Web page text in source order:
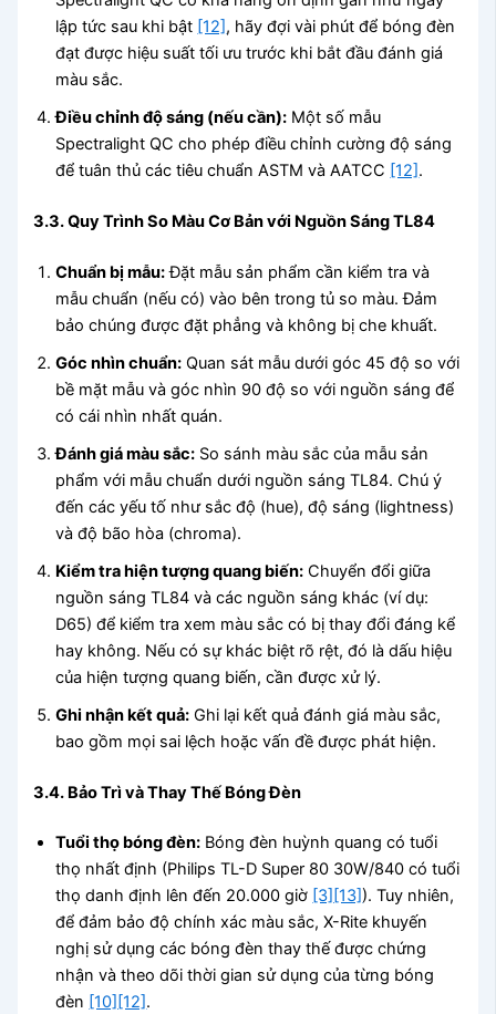
lập tức sau khi bật [12], hãy đợi vài phút để bóng đèn
đạt được hiệu suất tối ưu trước khi bắt đầu đánh giá
màu sắc.
Điều chỉnh độ sáng (nếu cần): Một số mẫu
Spectralight QC cho phép điều chỉnh cường độ sáng
để tuân thủ các tiêu chuẩn ASTM và AATCC [12].
3.3. Quy Trình So Màu Cơ Bản với Nguồn Sáng TL84
Chuẩn bị mẫu:Đặt mẫu sản phẩm cần kiểm tra và
mẫu chuẩn (nếu có) vào bên trong tủ so màu. Đảm
bảo chúng được đặt phẳng và không bị che khuất.
Góc nhìn chuẩn: Quan sát mẫu dưới góc 45 độ so với
bề mặt mẫu và góc nhìn 90 độ so với nguồn sáng để
có cái nhìn nhất quán.
Đánh giá màu sắc: So sánh màu sắc của mẫu sản
phẩm với mẫu chuẩn dưới nguồn sáng TL84. Chú ý
đến các yếu tố như sắc độ (hue), độ sáng (lightness)
và độ bão hòa (chroma).
Kiểm tra hiện tượng quang biến: Chuyển đổi giữa
nguồn sáng TL84 và các nguồn sáng khác (ví dụ:
D65) để kiểm tra xem màu sắc có bị thay đổi đáng kể
hay không. Nếu có sự khác biệt rõ rệt, đó là dấu hiệu
của hiện tượng quang biến, cần được xử lý.
Ghi nhận kết quả: Ghi lại kết quả đánh giá màu sắc,
bao gồm mọi sai lệch hoặc vấn đề được phát hiện.
3.4. Bảo Trì và Thay Thế Bóng Đèn
Tuổi thọ bóng đèn: Bóng đèn huỳnh quang có tuổi
thọ nhất định (Philips TL-D Super 80 30W/840 có tuổi
thọ danh định lên đến 20.000 giờ [3] [13] ). Tuy nhiên,
để đảm bảo độ chính xác màu sắc, X-Rite khuyến
nghị sử dụng các bóng đèn thay thế được chứng
nhận và theo dõi thời gian sử dụng của từng bóng
đèn [10] [12] .